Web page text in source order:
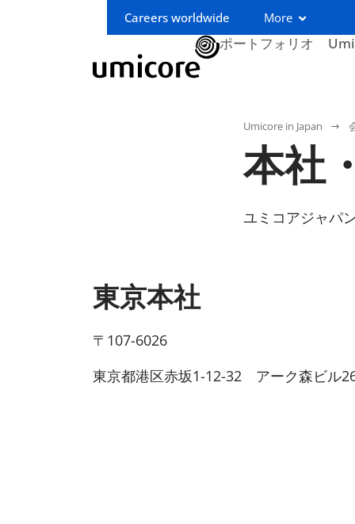
Careers worldwide More
ポートフォリオ
Umicore in Japan
本社
ユミコアジャパ
東京本社
〒107-6026
東京都港区赤坂1-12-32 アーク森ビル